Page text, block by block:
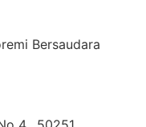
Bersaudara